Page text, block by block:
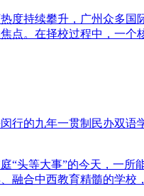
度持续攀升，广州众多国
点。在择校过程中，一个
行的九年一贯制民办双语
“头等大事”的今天，一所
融合中西教育精髓的学校